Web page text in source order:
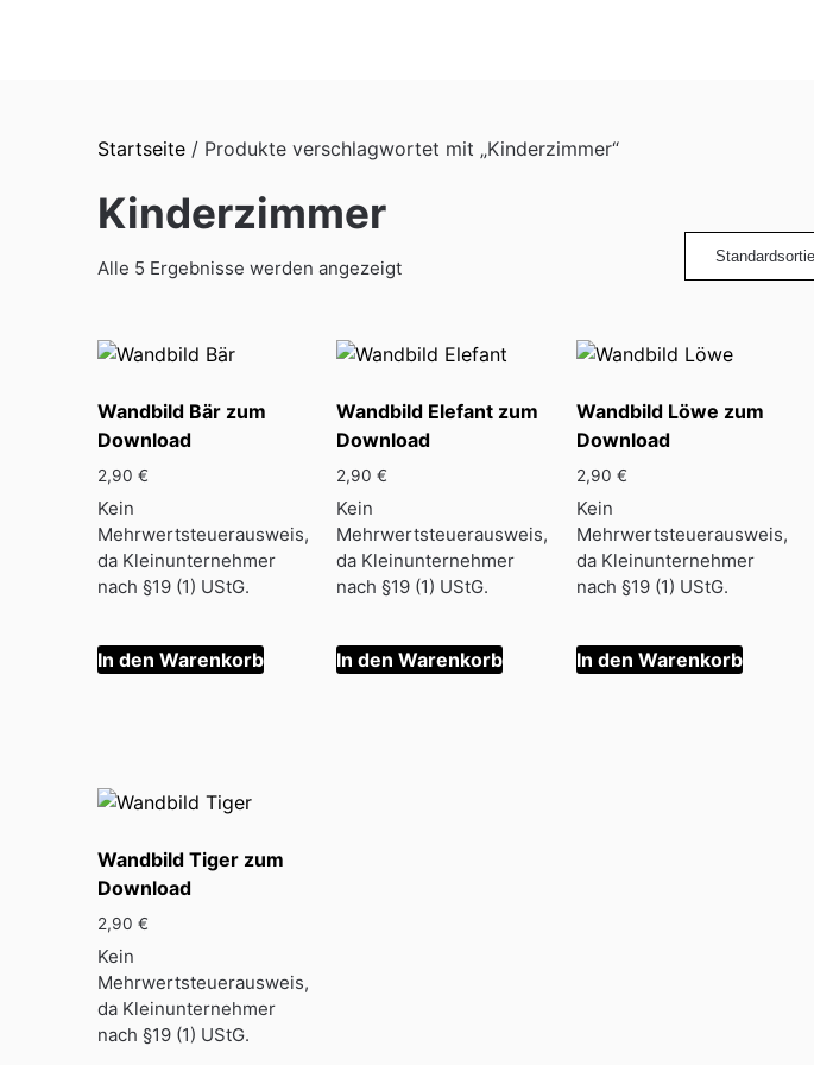
Startseite / Produkte verschlagwortet mit „Kinderzimmer“
Kinderzimmer
Alle 5 Ergebnisse werden angezeigt
Wandbild Bär zum
Download
2,90 €
Kein
Mehrwertsteuerausweis,
da Kleinunternehmer
nach §19 (1) UStG.
In den Warenkorb
Wandbild Elefant zum
Download
2,90€
Kein
Mehrwertsteuerausweis,
da Kleinunternehmer
nach §19 (1) UStG.
In den Warenkorb
Wandbild Löwe zum
Download
2,90 €
Kein
Mehrwertsteuerausweis,
da Kleinunternehmer
nach §19 (1) UStG.
In den Warenkorb
Wandbild Tiger zum
Download
2,90 €
Kein
Mehrwertsteuerausweis,
da Kleinunternehmer
nach §19 (1) UStG.